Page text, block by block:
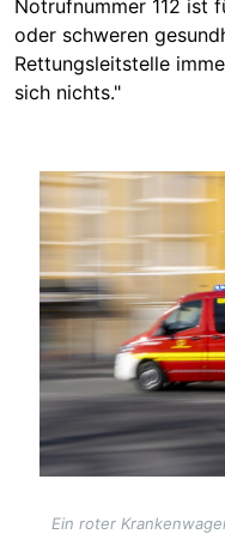
Notrufnummer 112 ist
oder schweren
Rettungsleitstelle
sich nichts."
Image
Ein roter